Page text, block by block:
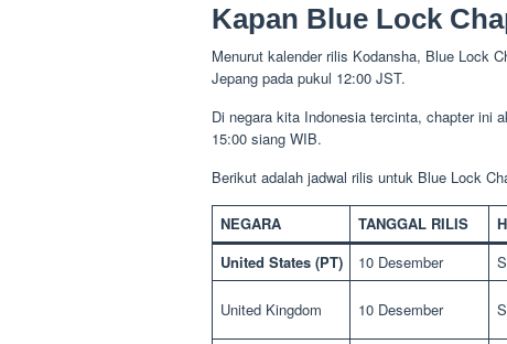
Kapan Blue Lock
Menurut kalender rilis Kodansha, Blue Lock
Jepang pada pukul 12:00 JST.
Di negara kita Indonesia tercinta, chapter ini
15:00 siang WIB.
Berikut adalah jadwal rilis untuk Blue Lock
NEGARA TANGGAL RILIS
United States (PT)
10 Desember
United Kingdom 10 Desember